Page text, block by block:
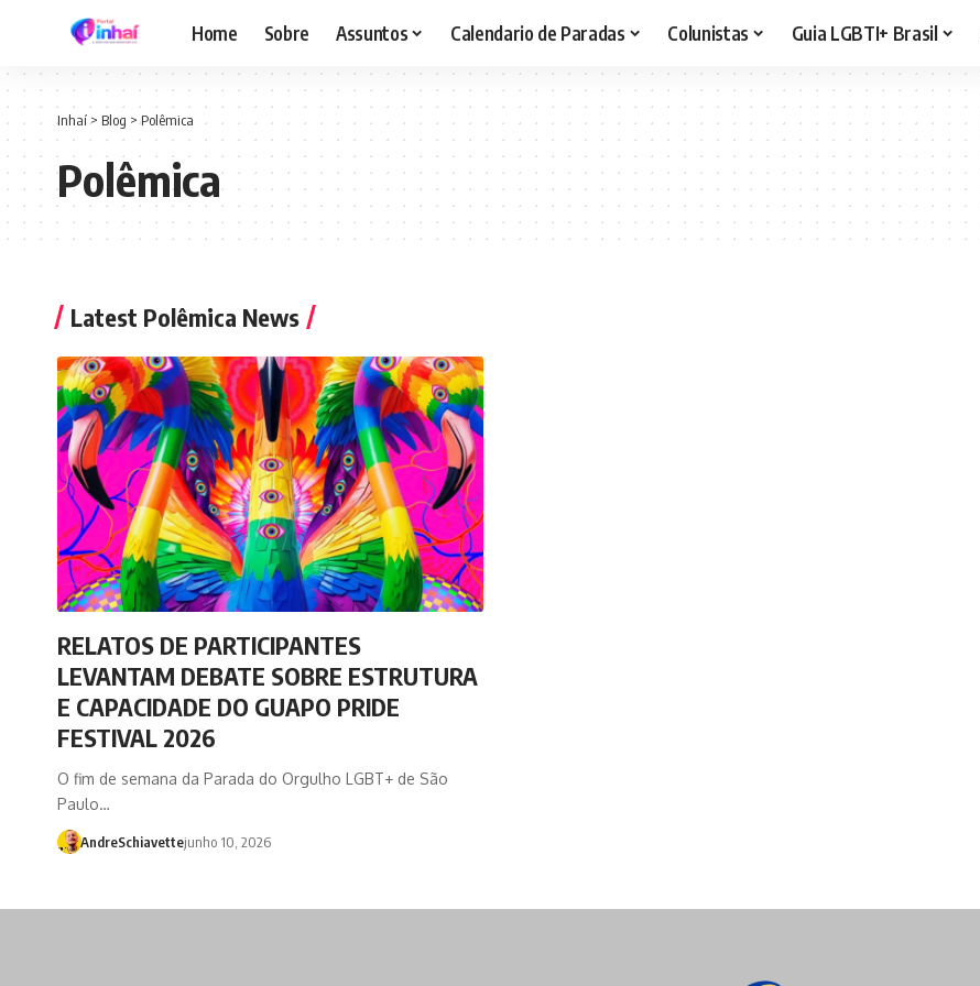
Home Sobre Assuntos Calendario de Paradas Colunistas Guia LGBTI+ Brasil
Inhaí> Blog >Polêmica
Polêmica
Latest Polêmica News
RELATOS DE PARTICIPANTES
LEVANTAM DEBATE SOBRE ESTRUTURA
E CAPACIDADE DO GUAPO PRIDE
FESTIVAL 2026
O fim de semana da Parada do Orgulho LGBT+ de São
Paulo…
AndreSchiavettejunho 10, 2026